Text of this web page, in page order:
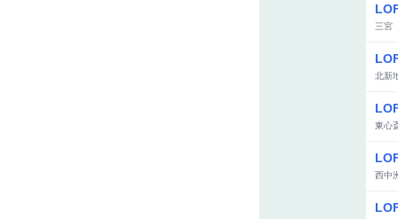
三宮
北新
東心
西中